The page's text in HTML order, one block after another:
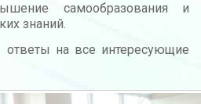
самообразования и
знаний.
на все интересующие